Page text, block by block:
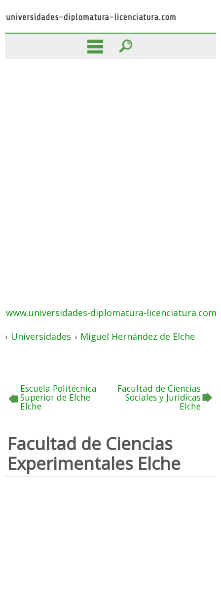
www.universidades-diplomatura-licenciatura.com
› Universidades › Miguel Hernández de Elche
Escuela Politécnica
Superior de Elche
Elche
Facultad de Ciencias
Sociales y Jurídicas
Elche
Facultad de Ciencias
Experimentales Elche